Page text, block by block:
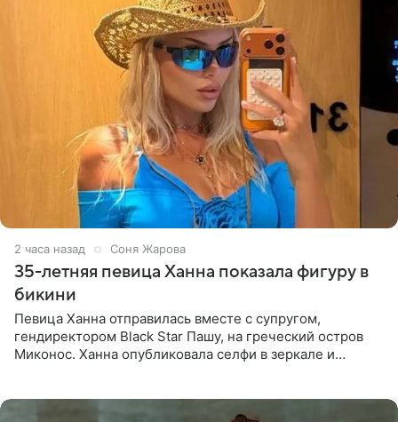
2 часа назад Соня Жарова
35-летняя певица Ханна показала фигуру в
бикини
Певица Ханна отправилась вместе с супругом,
гендиректором Black Star Пашу, на греческий остров
Миконос. Ханна опубликовала селфи в зеркале и